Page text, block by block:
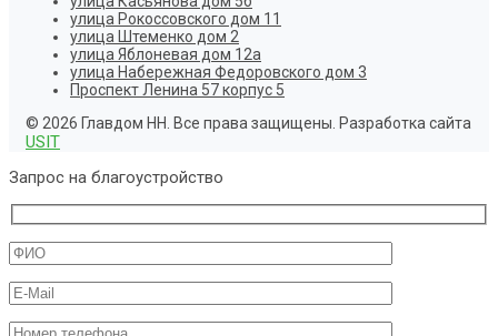
улица Рокоссовского дом 11
улица Штеменко дом 2
улица Яблоневая дом 12а
улица Набережная Федоровского дом 3
Проспект Ленина 57 корпус 5
© 2026 Главдом НН. Все права защищены. Разработка сайта
USIT
Запрос на благоустройство